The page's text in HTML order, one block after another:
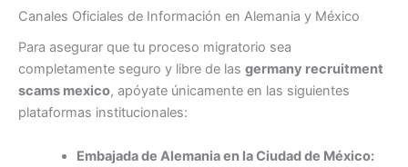
Canales Oficiales de Información en Alemania y México
Para asegurar que tu proceso migratorio sea
completamente seguro y libre de las germany recruitment
scams mexico, apóyate únicamente en las siguientes
plataformas institucionales:
Embajada de Alemania en la Ciudad de México: